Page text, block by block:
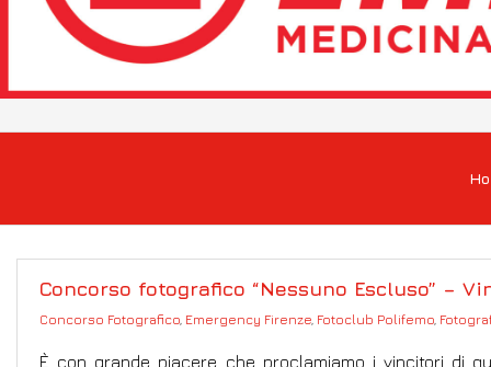
Concorso fotografico “Nessuno Escluso” –
Concorso Fotografico Emergency Firenze Fotoclub Polifemo
È con grande piacere che proclamiamo i vincitori di